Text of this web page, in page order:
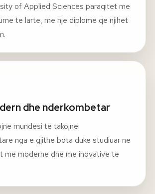
of Applied Sciences paraqitet me
te larte, me nje diplome qe njihet
dhe nderkombetar
mundesi te takojne
nga e gjithe bota duke studiuar ne
me moderne dhe me inovative te